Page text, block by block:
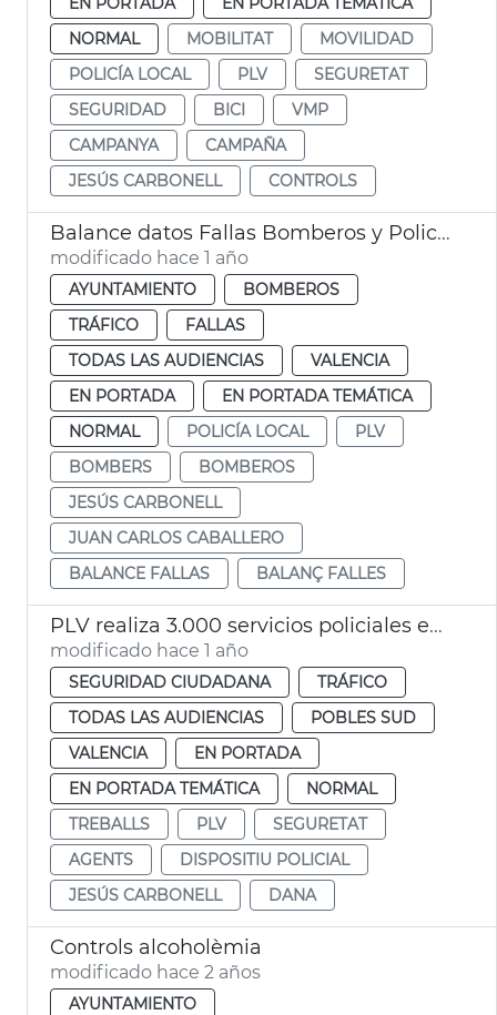
NORMAL
MOBILITAT
MOVILIDAD
POLICÍA LOCAL
PLV
SEGURETAT
SEGURIDAD
BICI
VMP
CAMPANYA
CAMPAÑA
JESÚS CARBONELL
CONTROLS
Balance datos Fallas Bomberos y Policía Local València
modificado hace 1 año
AYUNTAMIENTO
BOMBEROS
TRÁFICO
FALLAS
TODAS LAS AUDIENCIAS
VALENCIA
EN PORTADA
EN PORTADA TEMÁTICA
NORMAL
POLICÍA LOCAL
PLV
BOMBERS
BOMBEROS
JESÚS CARBONELL
JUAN CARLOS CABALLERO
BALANCE FALLAS
BALANÇ FALLES
PLV realiza 3.000 servicios policiales en las zonas afectadas por la DANA
modificado hace 1 año
SEGURIDAD CIUDADANA
TRÁFICO
TODAS LAS AUDIENCIAS
POBLES SUD
VALENCIA
EN PORTADA
EN PORTADA TEMÁTICA
NORMAL
TREBALLS
PLV
SEGURETAT
AGENTS
DISPOSITIU POLICIAL
JESÚS CARBONELL
DANA
Controls alcoholèmia
modificado hace 2 años
AYUNTAMIENTO